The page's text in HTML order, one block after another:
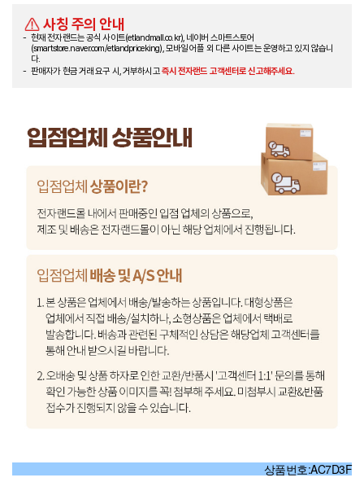
사칭 주의 안내
현재 전자랜드는 공식 사이트(etlandmall.co.kr), 네이버 스마트스토어
(smartstore.naver.com/etlandpriceking), 모바일 어플 외 다른 사이트는 운영하고 있지 않습니
다.
판매자가 현금 거래 요구 시, 거부하시고즉시 전자랜드 고객센터로 신고해주세요.
상품번호:AC7D3F